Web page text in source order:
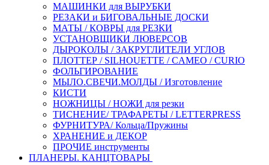
МАШИНКИ для ВЫРУБКИ
РЕЗАКИ и БИГОВАЛЬНЫЕ ДОСКИ
МАТЫ / КОВРЫ для РЕЗКИ
УСТАНОВЩИКИ ЛЮВЕРСОВ
ДЫРОКОЛЫ / ЗАКРУГЛИТЕЛИ УГЛОВ
ПЛОТТЕР / SILHOUETTE / CAMEO / CURIO
ФОЛЬГИРОВАНИЕ
МЫЛО.СВЕЧИ.МОЛДЫ / Изготовление
КИСТИ
НОЖНИЦЫ / НОЖИ для резки
ТИСНЕНИЕ/ ТРАФАРЕТЫ / LETTERPRESS
ФУРНИТУРА/ Кольца/Пружины
ХРАНЕНИЕ и ДЕКОР
ПРОЧИЕ инструменты
ПЛАНЕРЫ. КАНЦТОВАРЫ